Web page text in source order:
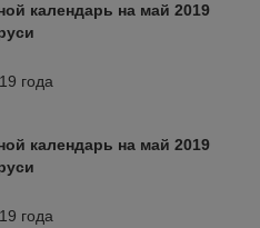
календарь на май 2019
года
календарь на май 2019
года